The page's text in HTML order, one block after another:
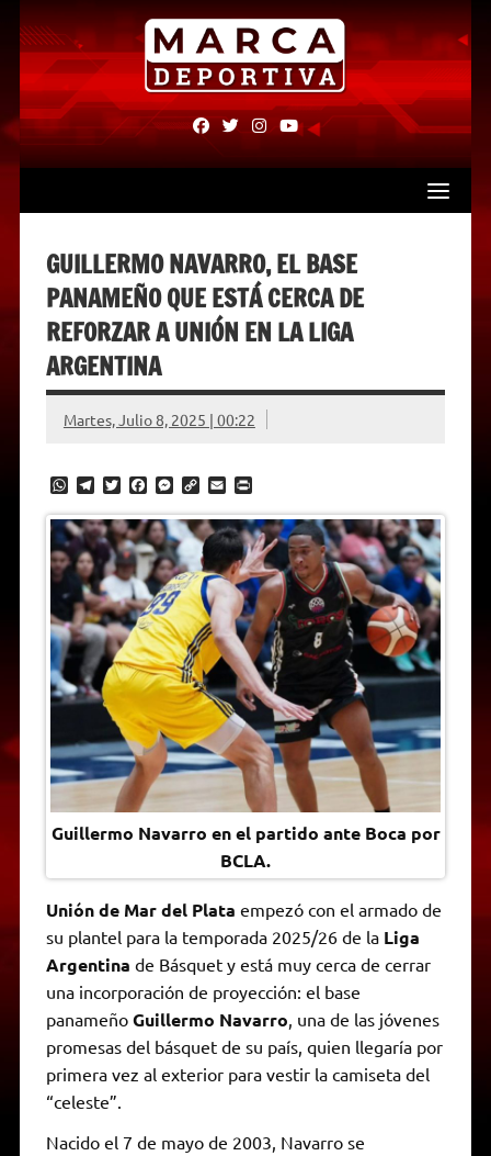
Skip
content
fab
fa-
fab
fa-
fab fab
GUILLERMO NAVARRO, EL BASE
PANAMEÑO QUE ESTÁ CERCA DE
REFORZAR A UNIÓN EN LA LIGA
ARGENTINA
Martes, Julio 8, 2025 | 00:22
W
a
t
s
A
p
p
T
l
e
g
r
a
m
T
i
t
t
e
r
F
c
e
b
o
o
k
M
s
s
e
n
g
e
r
C
p
y
L
i
n
k
E
a
i
P
i
n
t
F
r
i
e
n
d
l
y
Guillermo Navarro en el partido ante Boca por
BCLA.
Unión de Mar del Plata empezó con el armado de
su plantel para la temporada 2025/26 de la Liga
Argentina de Básquet y está muy cerca de cerrar
una incorporación de proyección: el base
panameño Guillermo Navarro , una de las jóvenes
promesas del básquet de su país, quien llegaría por
primera vez al exterior para vestir la camiseta del
“celeste”.
Nacido el 7 de mayo de 2003, Navarro se